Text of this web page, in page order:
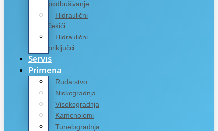
podbušivanje
Hidraulični
čekići
Hidraulični
priključci
Servis
Primena
Rudarstvo
Niskogradnja
Visokogradnja
Kamenolomi
Tunelogradnja